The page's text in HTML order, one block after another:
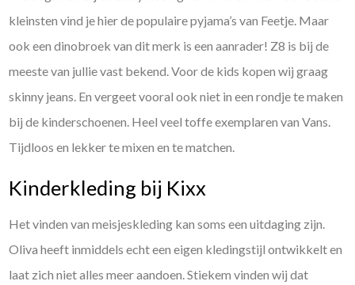
kleinsten vind je hier de populaire pyjama’s van Feetje. Maar
ook een dinobroek van dit merk is een aanrader! Z8 is bij de
meeste van jullie vast bekend. Voor de kids kopen wij graag
skinny jeans. En vergeet vooral ook niet in een rondje te maken
bij de kinderschoenen. Heel veel toffe exemplaren van Vans.
Tijdloos en lekker te mixen en te matchen.
Kinderkleding bij Kixx
Het vinden van meisjeskleding kan soms een uitdaging zijn.
Oliva heeft inmiddels echt een eigen kledingstijl ontwikkelt en
laat zich niet alles meer aandoen. Stiekem vinden wij dat